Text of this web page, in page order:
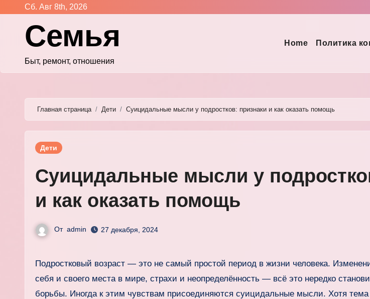
Перейти
содержимому
Сб. Авг 8th, 2026
Семья
Быт, ремонт, отношения
Home Политика
Главная страница Дети Суицидальные мысли у подростков: признаки и как оказать помощь
Дети
Суицидальные мысли у
и как оказать помощь
От admin 27 декабря, 2024
Подростковый возраст — это не самый простой период в жизни человека. Изменения в теле и в голове, поиски
себя и своего места в мире, страхи и неопределённость — всё это нередко
борьбы. Иногда к этим чувствам присоединяются суицидальные мысли. Хотя